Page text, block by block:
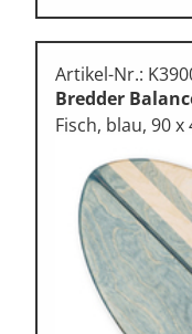
Artikel-Nr.:
Bredder
Fisch, blau, 90 x